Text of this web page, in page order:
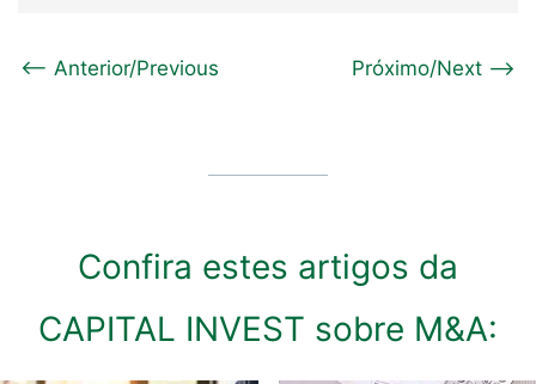
<-- Anterior/Previous Próximo/Next -->
Confira estes artigos da
CAPITAL INVEST sobre M&A: